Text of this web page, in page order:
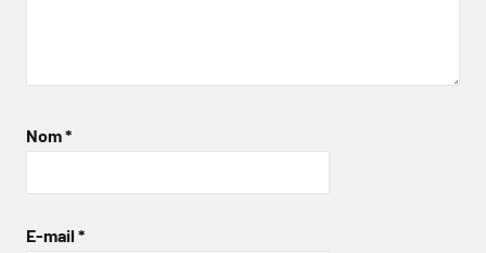
Nom*
E-mail *